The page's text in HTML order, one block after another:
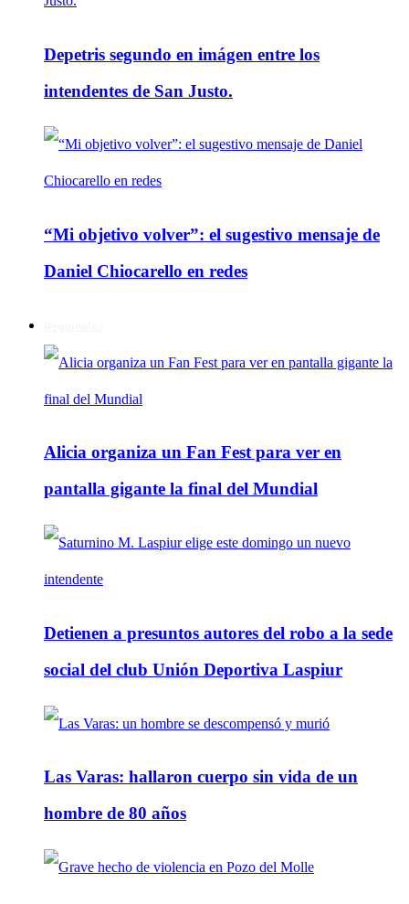
Depetris segundo en imágen entre los
intendentes de San Justo.
“Mi objetivo volver”: el sugestivo mensaje de
Daniel Chiocarello en redes
Alicia organiza un Fan Fest para ver en
pantalla gigante la final del Mundial
Detienen a presuntos autores del robo a la sede
social del club Unión Deportiva Laspiur
Las Varas: hallaron cuerpo sin vida de un
hombre de 80 años